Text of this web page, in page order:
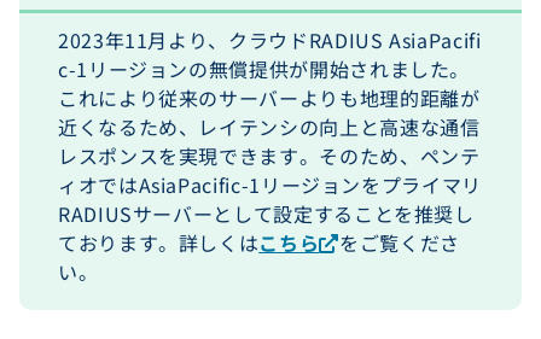
2023年11月より、クラウドRADIUS AsiaPacifi
c-1リージョンの無償提供が開始されました。
これにより従来のサーバーよりも地理的距離が
近くなるため、レイテンシの向上と高速な通信
レスポンスを実現できます。そのため、ペンテ
ィオではAsiaPacific-1リージョンをプライマリ
RADIUSサーバーとして設定することを推奨し
ております。詳しくはこちら
をご覧くださ
い。